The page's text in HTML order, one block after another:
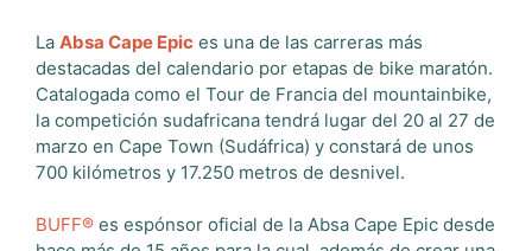
La Absa Cape Epic es una de las carreras más
destacadas del calendario por etapas de bike maratón.
Catalogada como el Tour de Francia del mountainbike,
la competición sudafricana tendrá lugar del 20 al 27 de
marzo en Cape Town (Sudáfrica) y constará de unos
700 kilómetros y 17.250 metros de desnivel.
BUFF® es espónsor oficial de la Absa Cape Epic desde